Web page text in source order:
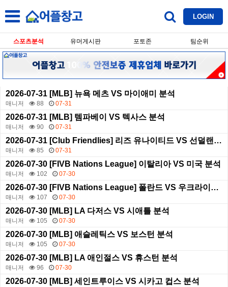
LOGIN
스포츠분석 유머게시판 포토존 팀순위
2026-07-31 [MLB] 뉴욕 메츠 VS 마이애미 분석
매니저 88 07-31
2026-07-31 [MLB] 템파베이 VS 텍사스 분석
매니저 90 07-31
2026-07-31 [Club Friendlies] 리즈 유나이티드 VS 선덜랜드 AFC 분석
매니저 85 07-31
2026-07-30 [FIVB Nations League] 이탈리아 VS 미국 분석
매니저 102 07-30
2026-07-30 [FIVB Nations League] 폴란드 VS 우크라이나 분석
매니저 107 07-30
2026-07-30 [MLB] LA 다저스 VS 시애틀 분석
매니저 105 07-30
2026-07-30 [MLB] 애슬레틱스 VS 보스턴 분석
매니저 105 07-30
2026-07-30 [MLB] LA 애인절스 VS 휴스턴 분석
매니저 96 07-30
2026-07-30 [MLB] 세인트루이스 VS 시카고 컵스 분석